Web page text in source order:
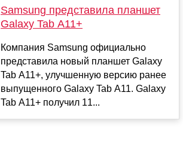
Samsung представила планшет
Galaxy Tab A11+
Компания Samsung официально
представила новый планшет Galaxy
Tab A11+, улучшенную версию ранее
выпущенного Galaxy Tab A11. Galaxy
Tab A11+ получил 11...